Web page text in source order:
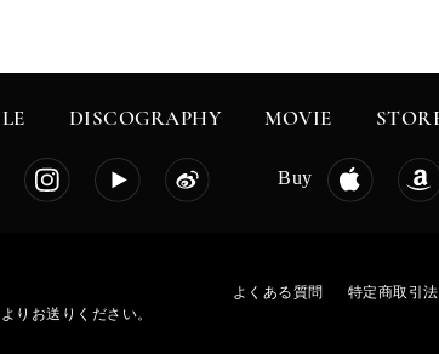
DISCOGRAPHY MOVIE
Buy
りお送りください。
よくある質問 特定商取引